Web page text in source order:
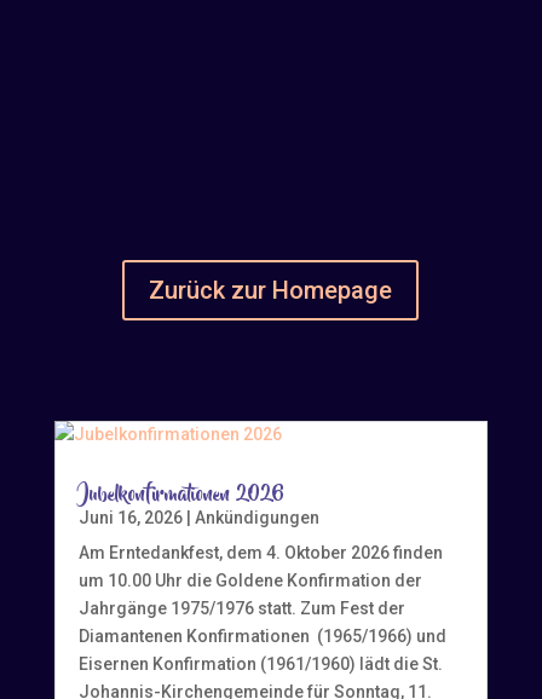
Zurück zur Homepage
Jubelkonfirmationen 2026
Juni 16, 2026| Ankündigungen
Am Erntedankfest, dem 4. Oktober 2026 finden
um 10.00 Uhr die Goldene Konfirmation der
Jahrgänge 1975/1976 statt. Zum Fest der
Diamantenen Konfirmationen (1965/1966) und
Eisernen Konfirmation (1961/1960) lädt die St.
Johannis-Kirchengemeinde für Sonntag, 11.